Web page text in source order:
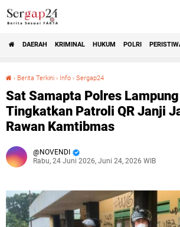
DAERAH KRIMINAL HUKUM POLRI
› Berita Terkini › Info › Sergap24
Sat Samapta Polres
Tingkatkan Patroli QR Janji
Rawan Kamtibmas
NOVENDI
Rabu, 24 Juni 2026, Juni 24, 2026 WIB